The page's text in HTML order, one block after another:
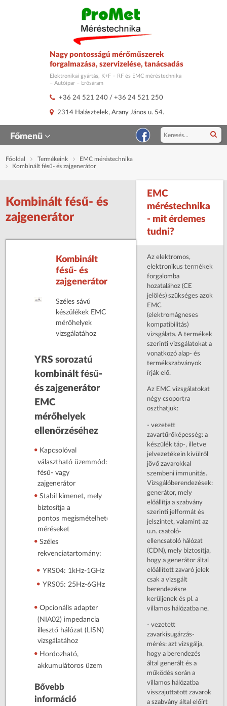
Nagy pontosságú mérőműszerek
forgalmazása, szervizelése, tanácsadás
Elektronikai gyártás, K+F – RF és EMC méréstechnika
– Autóipar – Erősáram
+36 24 521 240 /+36 24 521 250
2314 Halásztelek, Arany János u. 54.
Főmenü
Főoldal Termékeink
EMC méréstechnika
Kombinált fésű- és zajgenerátor
Kombinált fésű- és
zajgenerátor
Kombinált
fésű- és
zajgenerátor
Széles sávú
készülékek EMC
mérőhelyek
vizsgálatához
YRS sorozatú
kombinált fésű-
és zajgenerátor
EMC
mérőhelyek
ellenőrzéséhez
Kapcsolóval
választható üzemmód:
fésű- vagy
zajgenerátor
Stabil kimenet, mely
biztosítja a
pontos megismételhető
méréseket
Széles
rekvenciatartomány:
YRS04: 1kHz-1GHz
YRS05: 25Hz-6GHz
Opcionális adapter
(NIA02) impedancia
illesztő hálózat (LISN)
vizsgálatához
Hordozható,
akkumulátoros üzem
Bővebb
információ
EMC
méréstechnika
- mit érdemes
tudni?
Az elektromos,
elektronikus termékek
forgalomba
hozatalához (CE
jelölés) szükséges azok
EMC
(elektromágneses
kompatibilitás)
vizsgálata. A termékek
szerinti vizsgálatokat a
vonatkozó alap- és
termékszabványok
írják elő.
Az EMC vizsgálatokat
négy csoportra
oszthatjuk:
- vezetett
zavartűrőképesség: a
készülék táp-, illetve
jelvezetékein kívülről
jövő zavarokkal
szembeni immunitás.
Vizsgálóberendezések:
generátor, mely
előállítja a szabvány
szerinti jelformát és
jelszintet, valamint az
u.n. csatoló-
ellencsatoló hálózat
(CDN), mely biztosítja,
hogy a generátor által
előállított zavaró jelek
csak a vizsgált
berendezésre
kerüljenek és pl. a
villamos hálózatba ne.
- vezetett
zavarkisugárzás-
mérés: azt vizsgálja,
hogy a berendezés
által generált és a
működés során a
villamos hálózatba
visszajuttatott zavarok
a szabvány által előírt